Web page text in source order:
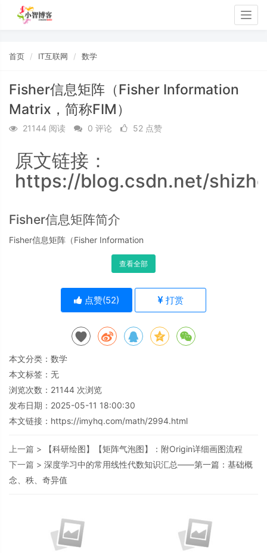
首页 IT互联网 数学
Fisher信息矩阵（Fisher Information
Matrix，简称FIM）
21144 阅读 0 评论 52 点赞
原文链接：
https://blog.csdn.net/
Fisher信息矩阵简介
Fisher信息矩阵（Fisher Information
查看全部
点赞(52) 打赏
本文分类： 数学
本文标签：无
浏览次数： 21144 次浏览
发布日期：2025-05-11 18:00:30
本文链接： https://imyhq.com/math/2994.html
上一篇 >
【科研绘图】【矩阵气泡图】：附Origin详细画图流程
下一篇 > 深度学习中的常用线性代数知识汇总——第一篇：基础概
念、秩、奇异值